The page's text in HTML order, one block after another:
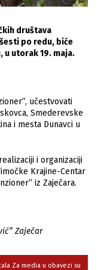
društava
po redu, biće
u utorak 19. maja.
učestvovati
Smederevske
i mesta Dunavci u
i organizaciji
Krajine-Centar
iz Zaječara.
Zaječar
Za media u obavezi su